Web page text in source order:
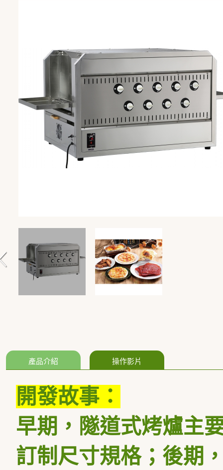
產品介紹 操作影片
開發故事：
早期，隧道式烤爐主
訂制尺寸規格；後期